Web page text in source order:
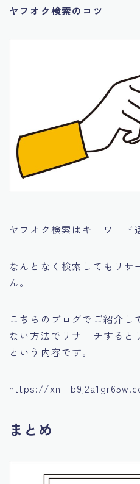
ヤフオク検索のコツ
ヤフオク検索はキーワード
なんとなく検索してもリ
ん。
こちらのブログでご紹介
ない方法でリサーチすると
という内容です。
https://xn--
まとめ